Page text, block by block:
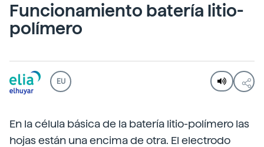
Funcionamiento batería litio-
polímero
EU
En la célula básica de la batería litio-polímero las
hojas están una encima de otra. El electrodo